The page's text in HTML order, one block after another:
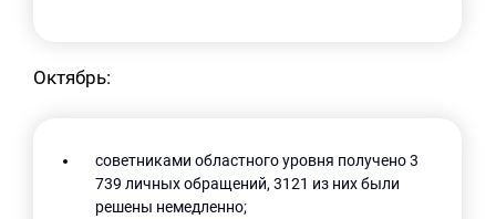
Октябрь:
советниками областного уровня получено 3
739 личных обращений, 3121 из них были
решены немедленно;